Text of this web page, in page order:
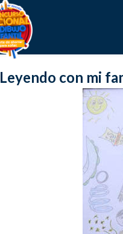
Leyendo con mi